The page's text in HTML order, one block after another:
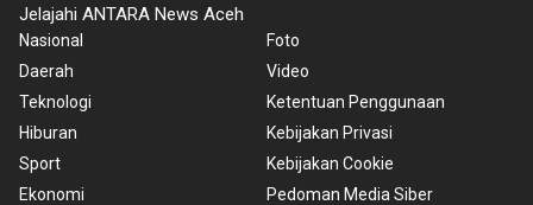
Jelajahi ANTARA News Aceh
Nasional
Daerah
Teknologi
Hiburan
Sport
Ekonomi
Foto
Video
Ketentuan Penggunaan
Kebijakan Privasi
Kebijakan Cookie
Pedoman Media Siber